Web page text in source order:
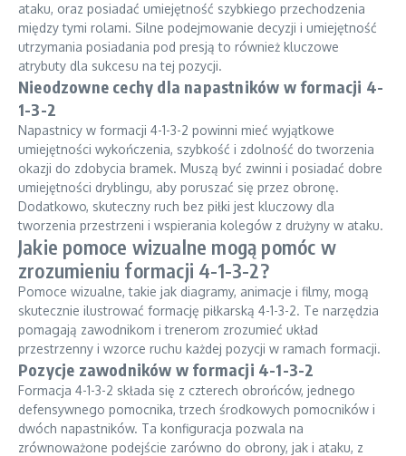
ataku, oraz posiadać umiejętność szybkiego przechodzenia
między tymi rolami. Silne podejmowanie decyzji i umiejętność
utrzymania posiadania pod presją to również kluczowe
atrybuty dla sukcesu na tej pozycji.
Nieodzowne cechy dla napastników w formacji 4-
1-3-2
Napastnicy w formacji 4-1-3-2 powinni mieć wyjątkowe
umiejętności wykończenia, szybkość i zdolność do tworzenia
okazji do zdobycia bramek. Muszą być zwinni i posiadać dobre
umiejętności dryblingu, aby poruszać się przez obronę.
Dodatkowo, skuteczny ruch bez piłki jest kluczowy dla
tworzenia przestrzeni i wspierania kolegów z drużyny w ataku.
Jakie pomoce wizualne mogą pomóc w
zrozumieniu formacji 4-1-3-2?
Pomoce wizualne, takie jak diagramy, animacje i filmy, mogą
skutecznie ilustrować formację piłkarską 4-1-3-2. Te narzędzia
pomagają zawodnikom i trenerom zrozumieć układ
przestrzenny i wzorce ruchu każdej pozycji w ramach formacji.
Pozycje zawodników w formacji 4-1-3-2
Formacja 4-1-3-2 składa się z czterech obrońców, jednego
defensywnego pomocnika, trzech środkowych pomocników i
dwóch napastników. Ta konfiguracja pozwala na
zrównoważone podejście zarówno do obrony, jak i ataku, z